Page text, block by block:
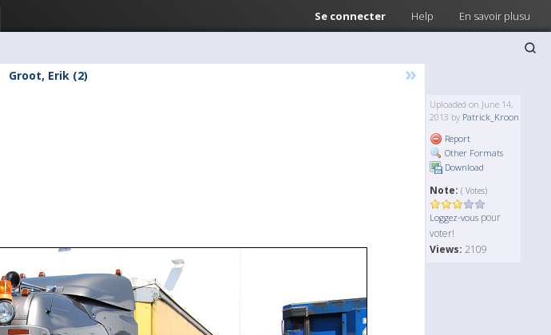
Se connecter Help En savoir plusu
Groot, Erik (2) »
Uploaded on June 14,
2013 by Patrick_Kroon
Report
Other Formats
Download
Note: ( Votes)
Loggez-vous pour
voter!
Views: 2109